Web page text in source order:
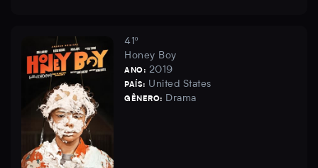
41º
Honey Boy
ANO: 2019
PAÍS: United States
GÊNERO: Drama